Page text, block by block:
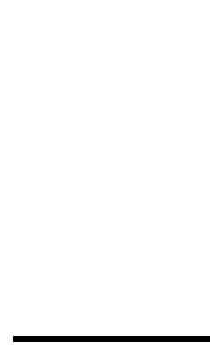
พื้นที่อื่นๆ ตามมาในอนาคต